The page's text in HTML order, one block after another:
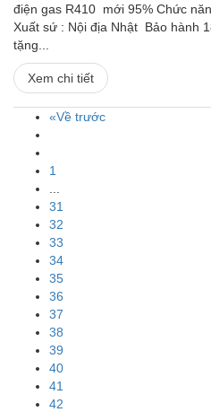
điện gas R410 mới 95% Chức
Xuất sứ : Nội địa Nhật Bảo hành
tặng...
Xem chi tiết
«Về trước
1
31
32
33
34
35
36
37
38
39
40
41
42